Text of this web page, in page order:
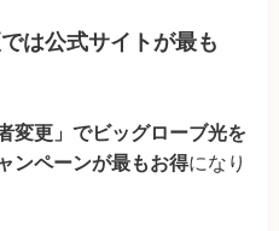
は公式サイトが最も
変更」でビッグローブ光を
ンペーンが最もお得になり